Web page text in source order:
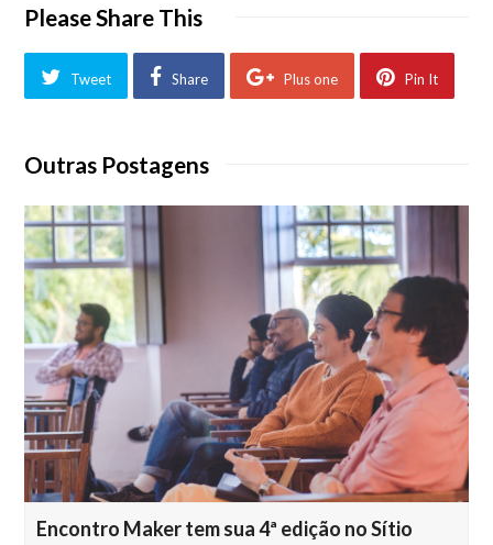
Please Share This
Tweet Share Plus one Pin It
Outras Postagens
Encontro Maker tem sua 4ª edição no Sítio